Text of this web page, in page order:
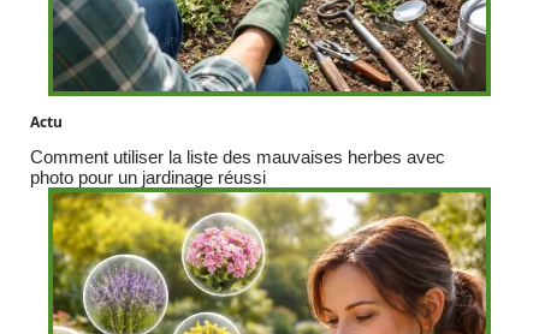
Actu
Comment utiliser la liste des mauvaises herbes avec
photo pour un jardinage réussi